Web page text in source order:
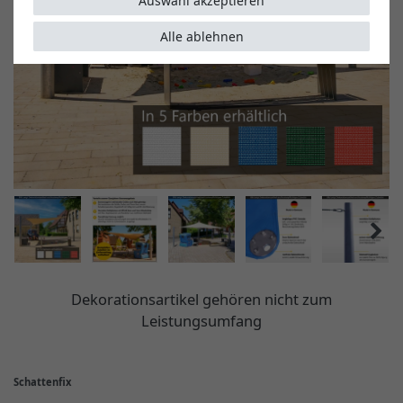
Dekorationsartikel gehören nicht zum
Leistungsumfang
Schattenfix
Alle ablehnen